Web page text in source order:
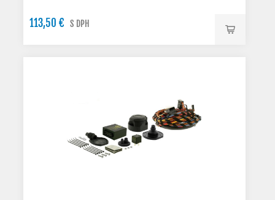
113,50 € S DPH